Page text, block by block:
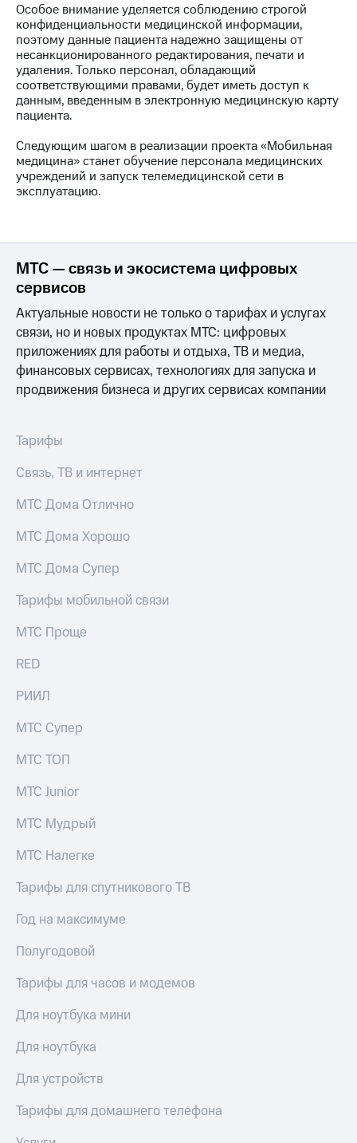
Корпоративный
секретарь
Раскрытие
информации
Информация
акционерам
Документы
"МТС"
Собрания
акционеров
Личный
Акционерный
Контроль
и
Рынок
акций
Описание
Программа
приобретения
Рынок
облигаций
Описание
Еврооблигации-2023
Уведомление
погашении
облигаций
развитие
На главную
Особое внимание уделяется соблюдению строгой
конфиденциальности медицинской информации,
поэтому данные пациента надежно защищены от
несанкционированного редактирования, печати и
удаления. Только персонал, обладающий
соответствующими правами, будет иметь доступ к
данным, введенным в электронную медицинскую карту
пациента.
Следующим шагом в реализации проекта «Мобильная
медицина» станет обучение персонала медицинских
учреждений и запуск телемедицинской сети в
эксплуатацию.
МТС — связь и экосистема цифровых
сервисов
Актуальные новости не только о тарифах и услугах
связи, но и новых продуктах МТС: цифровых
приложениях для работы и отдыха, ТВ и медиа,
финансовых сервисах, технологиях для запуска и
продвижения бизнеса и других сервисах компании
Тарифы
Связь, ТВ и интернет
МТС Дома Отлично
МТС Дома Хорошо
МТС Дома Супер
Тарифы мобильной связи
МТС Проще
RED
РИИЛ
МТС Супер
МТС ТОП
МТС Junior
МТС Мудрый
МТС Налегке
Тарифы для спутникового ТВ
Год на максимуме
Полугодовой
Тарифы для часов и модемов
Для ноутбука мини
Для ноутбука
Для устройств
Тарифы для домашнего телефона